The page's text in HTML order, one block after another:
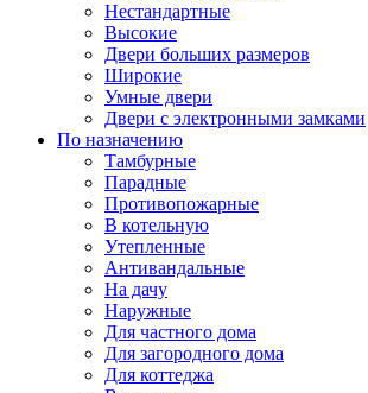
Нестандартные
Высокие
Двери больших размеров
Широкие
Умные двери
Двери с электронными замками
По назначению
Тамбурные
Парадные
Противопожарные
В котельную
Утепленные
Антивандальные
На дачу
Наружные
Для частного дома
Для загородного дома
Для коттеджа